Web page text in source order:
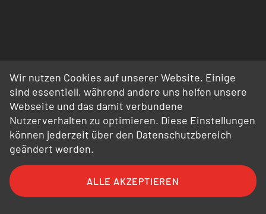
FAQ AGB AEB Datenschutz Impressum
Wir nutzen Cookies auf unserer Website. Einige
sind essentiell, während andere uns helfen unsere
Webseite und das damit verbundene
Nutzerverhalten zu optimieren. Diese Einstellungen
können jederzeit über den Datenschutzbereich
geändert werden.
ALLE AKZEPTIEREN